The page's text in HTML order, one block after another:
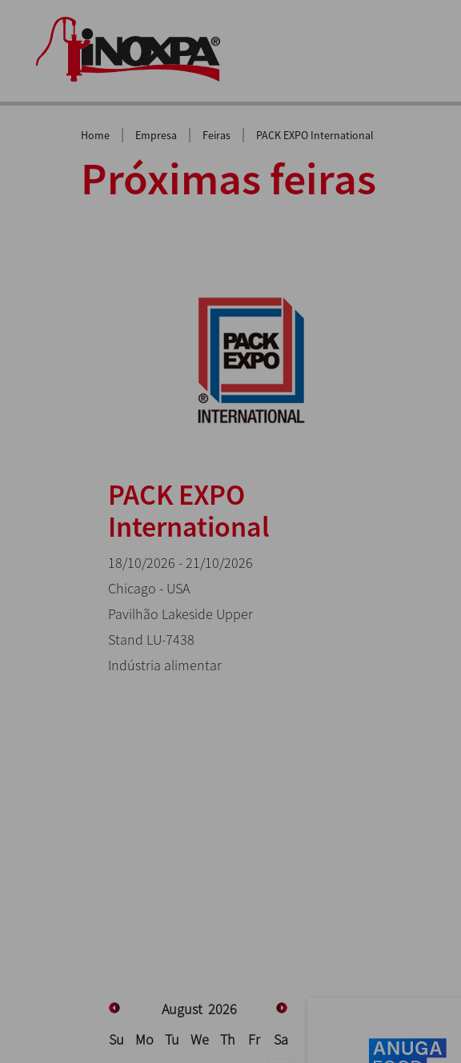
Home | Empresa | Feiras | PACK EXPO International
Próximas feiras
PACK EXPO
International
18/10/2026 - 21/10/2026
Chicago - USA
Pavilhão Lakeside Upper
Stand LU-7438
Indústria alimentar
August 2026
Su
Mo Tu We Th Fr Sa